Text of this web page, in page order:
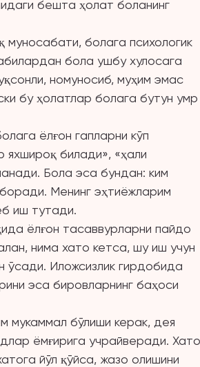
бешта ҳолат боланинг
муносабати, болага психологик
бола ушбу хулосага
номуносиб, муҳим эмас
бу ҳолатлар болага бутун умр
ёлғон гапларни кўп
билади», «ҳали
Бола эса бундан: ким
Менинг эҳтиёжларим
иш тутади.
ёлғон тасаввурларни пайдо
нима хато кетса, шу иш учун
Иложсизлик гирдобида
эса бировларнинг баҳоси
мукаммал бўлиши керак, дея
ёмғирига учрайверади. Хато
йўл қўйса, жазо олишини